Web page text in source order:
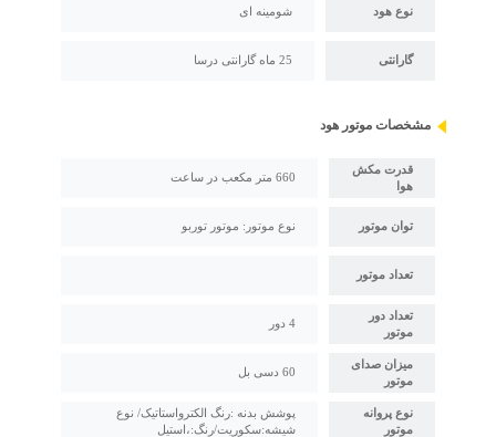
نوع هود شومینه ای
گارانتی 25 ماه گارانتی درسا
مشخصات موتور هود
قدرت مکش
هوا
660 متر مکعب در ساعت
توان موتور نوع موتور: موتور توربو
تعداد موتور
تعداد دور
موتور
4 دور
میزان صدای
موتور
60 دسی بل
نوع پروانه
موتور
پوشش بدنه :رنگ الکترواستاتیک/ نوع
شیشه:سکوریت/رنگ:،استیل